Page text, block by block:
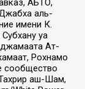
АБТО,
аль-
имени К.
уа
Ат-
Рохнамо
сообщество
аш-Шам,